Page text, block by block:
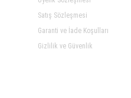
Satış Sözleşmesi
Garanti ve İade Koşulları
Gizlilik ve Güvenlik